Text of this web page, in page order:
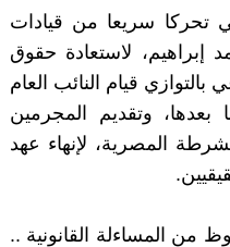
تحركا سريعا من قيادات
إبراهيم، لاستعادة حقوق
بالتوازي قيام النائب العام
وتقديم المجرمين
المصرية، لإنهاء عهد
المساءلة القانونية ..